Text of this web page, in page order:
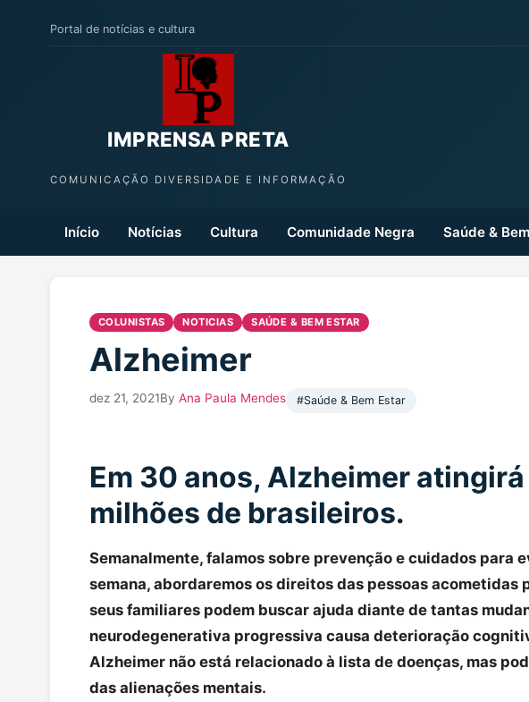
Portal de notícias e cultura
IMPRENSA PRETA
COMUNICAÇÃO DIVERSIDADE E INFORMAÇÃO
Início Notícias Cultura Comunidade Negra Saúde &
COLUNISTAS NOTICIAS SAÚDE & BEM ESTAR
Alzheimer
dez 21, 2021By Ana Paula Mendes #Saúde & Bem Estar
Em 30 anos, Alzheimer
milhões de brasileiros.
Semanalmente, falamos sobre prevenção e cuidados para
semana, abordaremos os direitos das pessoas acometidas
seus familiares podem buscar ajuda diante de tantas
neurodegenerativa progressiva causa deterioração
Alzheimer não está relacionado à lista de doenças, mas
das alienações mentais.